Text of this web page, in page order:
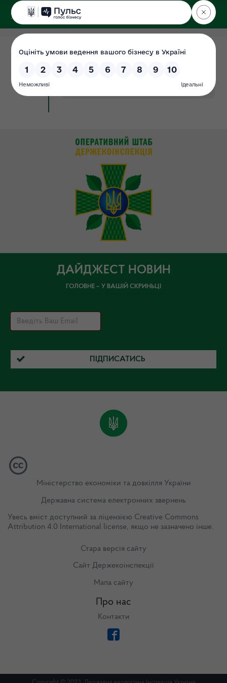
ДЕРЖЕКОІНСПЕКЦІЯ
у Хмельницькій області
31.08.2021
Документ
#відповідальна #інформація
#особа
ДАЙДЖЕСТ НОВИН
ГОЛОВНЕ – У ВАШІЙ СКРИНЬЦІ
ПІДПИСАТИСЬ
Міністерство економіки та довкілля України
Державна система електронних звернень
Увесь вміст доступний за ліцензією Creative Commons
Attribution 4.0 International license, якщо не зазначено інше.
Стара версія сайту
Сайт Держекоінспекції
Мапа сайту
Про нас
Контакти